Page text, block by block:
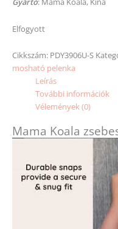
Elfogyott
Cikkszám: PDY3906U-S
mosható pelenka
Leírás
További információk
Vélemények (0)
Mama Koala